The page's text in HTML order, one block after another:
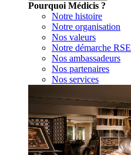
Pourquoi Médicis ?
Notre histoire
Notre organisation
Nos valeurs
Notre démarche RSE
Nos ambassadeurs
Nos partenaires
Nos services